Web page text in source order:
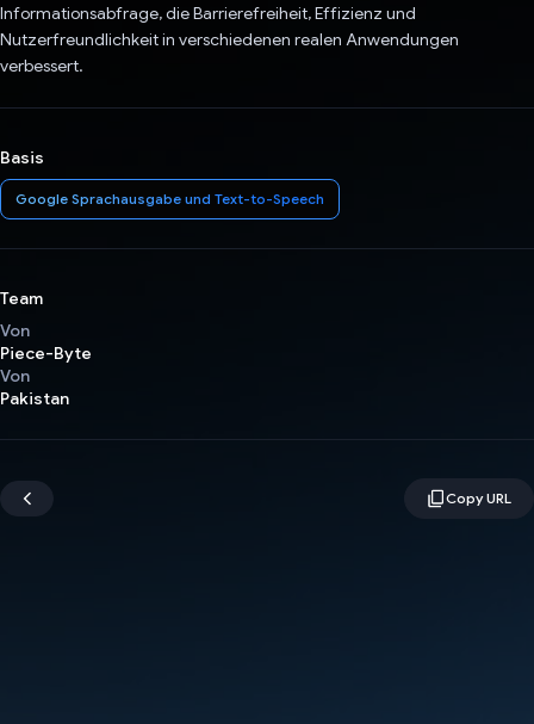
Informationsabfrage, die Barrierefreiheit, Effizienz und
Nutzerfreundlichkeit in verschiedenen realen Anwendungen
verbessert.
Basis
Google Sprachausgabe und Text-to-Speech
Team
Von
Piece-Byte
Von
Pakistan